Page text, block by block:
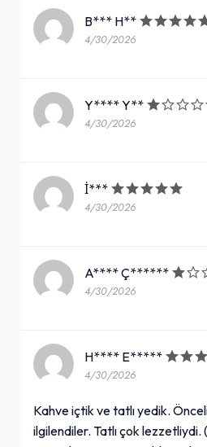
B*** H**
4/30/2026
Y**** Y**
4/30/2026
İ***
4/30/2026
A**** Ç******
4/30/2026
H**** E*****
4/30/2026
Kahve içtik ve tatlı yedik.
ilgilendiler. Tatlı çok